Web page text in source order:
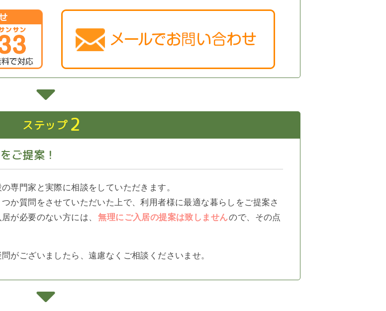
ステップ 2
ご提案！
専門家と実際に相談をしていただきます。
か質問をさせていただいた上で、利用者様に最適な暮らしをご提案さ
が必要のない方には、
無理にご入居の提案は致しませんので、その点
がございましたら、遠慮なくご相談くださいませ。